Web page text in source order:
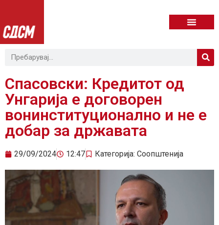
Спасовски: Кредитот од
Унгарија е договорен
вонинституционално и не е
добар за државата
29/09/2024 12:47 Категорија: Соопштенија